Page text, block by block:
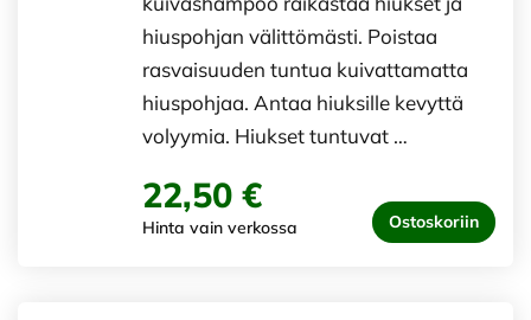
hiuspohjan välittömästi. Poistaa
rasvaisuuden tuntua kuivattamatta
hiuspohjaa. Antaa hiuksille kevyttä
volyymia. Hiukset tuntuvat …
22,50 €
Hinta vain verkossa Ostoskoriin